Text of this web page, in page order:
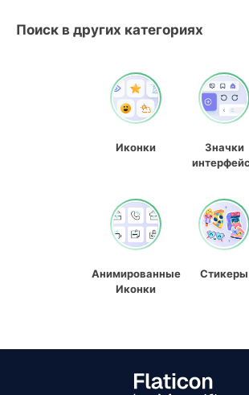
Поиск в других категориях
Иконки
Значки
Анимированные
Иконки
Стикеры